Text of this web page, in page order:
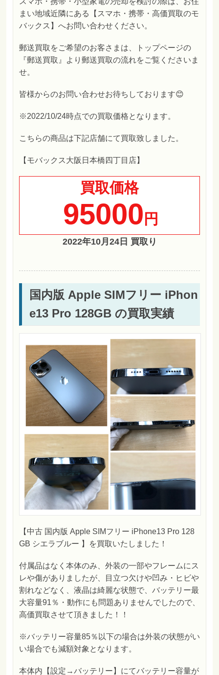
まい地域近隣にある【スマホ・携帯・高価買取のモ
バックス】へお問い合わせください。
郵送買取をご希望のお客さまは、トップページの
『郵送買取』より郵送買取の流れをご覧くださいま
せ。
皆様からのお問い合わせお待ちしております😊
※2022/10/24時点での買取価格となります。
こちらの商品は下記店舗にて買取致しました。
【モバックス大阪日本橋四丁目店】
買取価格
95000 円
2022年10月24日 買取り
国内版 Apple SIMフリー iPhon
e13 Pro 128GB の買取実績
【中古 国内版 Apple SIMフリー iPhone13 Pro 128
GB シエラブルー 】を買取いたしました！
付属品はなく本体のみ、外装の一部やフレームにス
レや傷がありましたが、目立つ欠けや凹み・ヒビや
割れなどなく、液晶は綺麗な状態で、バッテリー最
大容量91％・動作にも問題ありませんでしたので、
高価買取させて頂きました！！
※バッテリー容量85％以下の場合は外装の状態がい
い場合でも減額対象となります。
本体内【設定→バッテリー】にてバッテリー容量が